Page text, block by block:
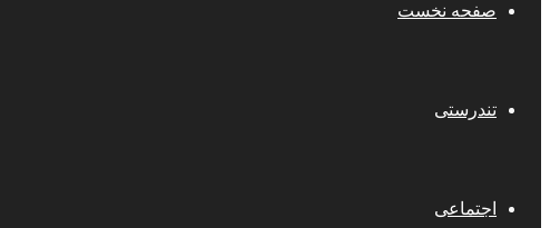
صفحه نخست
تندرستی
اجتماعی